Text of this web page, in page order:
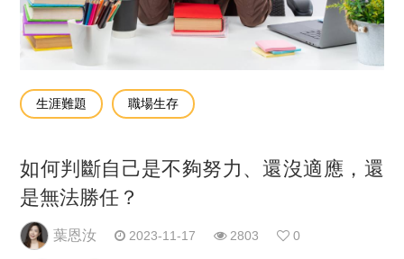
生涯難題 職場生存
如何判斷自己是不夠努力、還沒適應，還
是無法勝任？
葉恩汝 2023-11-17 2803 0